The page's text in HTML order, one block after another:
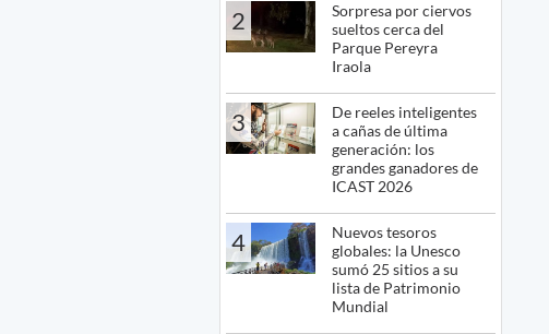
2
Sorpresa por ciervos
sueltos cerca del
Parque Pereyra
Iraola
3
De reeles inteligentes
a cañas de última
generación: los
grandes ganadores de
ICAST 2026
4
Nuevos tesoros
globales: la Unesco
sumó 25 sitios a su
lista de Patrimonio
Mundial